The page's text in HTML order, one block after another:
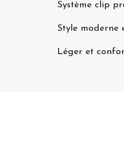
Système clip
Style moderne
Léger et